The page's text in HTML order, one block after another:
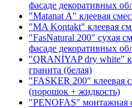
фасаде декоративных
"Matanat A" клеевая
"MA Kontakt" клеевая
"FasNatural 200" сухая
фасаде декоративных
"QRANİYAP dry white"
гранита (белая)
"FASKER 200" клеевая
(порошок + жидкость)
"PENOFAS" монтажная